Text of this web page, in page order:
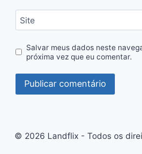
Site
Salvar meus dados neste
próxima vez que eu comentar.
© 2026 Landflix - Todos os